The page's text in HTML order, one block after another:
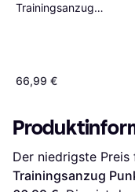
Trainingsanzug
66,99 €
Der niedrigste Preis
Trainingsanzug